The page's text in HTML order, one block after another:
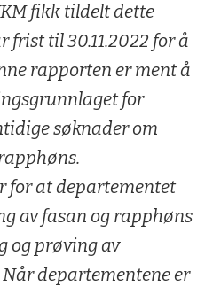
fikk tildelt dette
frist til 30.11.2022 for å
rapporten er ment å
for
søknader om
for at departementet
av fasan og rapphøns
og prøving av
departementene er